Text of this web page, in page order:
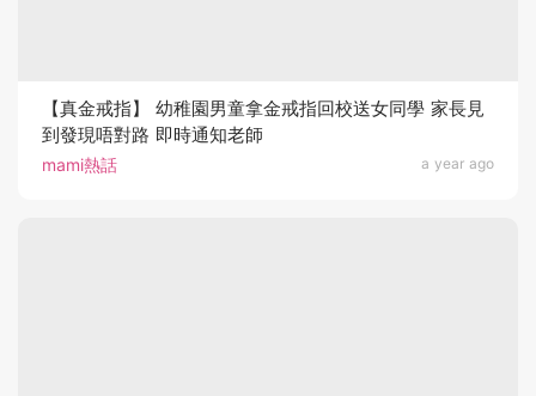
mami熱話 a year ago
【真金戒指】 幼稚園男童拿金戒指回校送女同學 家長見
到發現唔對路 即時通知老師